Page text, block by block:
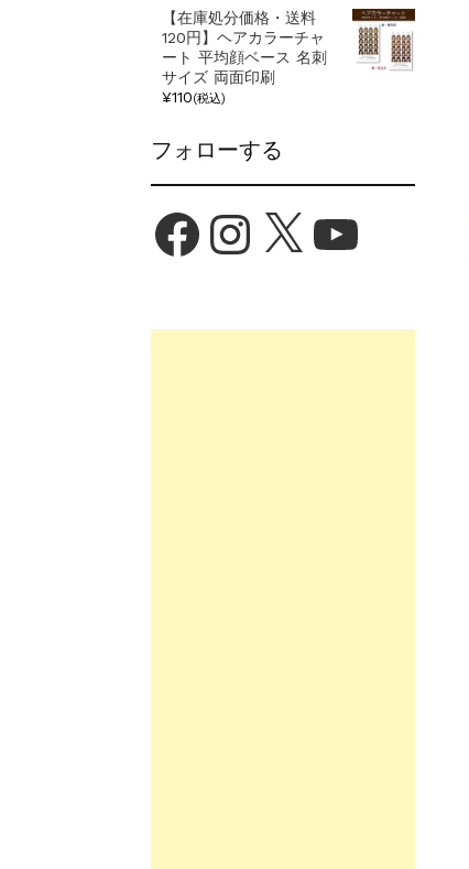
【在庫処分価格・送料
120円】ヘアカラーチャ
ート 平均顔ベース 名刺
サイズ 両面印刷
¥110(税込)
フォローする
FacebookInstagram